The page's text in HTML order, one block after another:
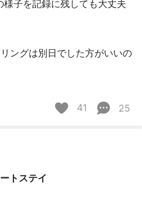
様子を記録に残しても大丈夫
ングは別日でした方がいいの
41 25
トステイ